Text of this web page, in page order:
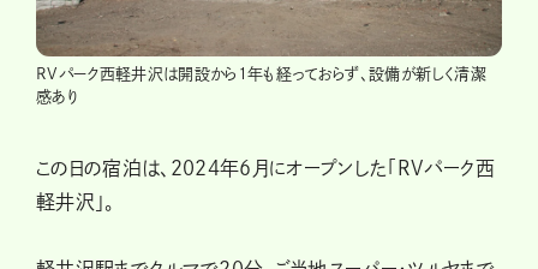
RVパーク西軽井沢は開設から1年も経っておらず、設備が新しく清潔
感あり
この日の宿泊は、2024年6月にオープンした「RVパーク西
軽井沢」。